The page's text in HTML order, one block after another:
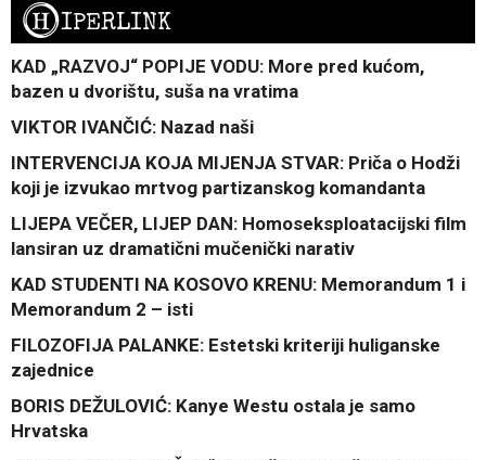
HIPERLINK
KAD „RAZVOJ“ POPIJE VODU: More pred kućom,
bazen u dvorištu, suša na vratima
VIKTOR IVANČIĆ: Nazad naši
INTERVENCIJA KOJA MIJENJA STVAR: Priča o Hodži
koji je izvukao mrtvog partizanskog komandanta
LIJEPA VEČER, LIJEP DAN: Homoseksploatacijski film
lansiran uz dramatični mučenički narativ
KAD STUDENTI NA KOSOVO KRENU: Memorandum 1 i
Memorandum 2 – isti
FILOZOFIJA PALANKE: Estetski kriteriji huliganske
zajednice
BORIS DEŽULOVIĆ: Kanye Westu ostala je samo
Hrvatska